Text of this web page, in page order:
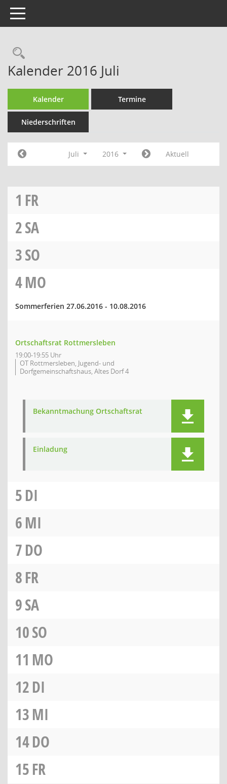
Toggle navigation
Rechercheauswahl
Kalender 2016 Juli
Kalender Termine
Niederschriften
Juli 2016 Aktuell
1 FR
2SA
3SO
4MO
Sommerferien 27.06.2016 - 10.08.2016
Ortschaftsrat Rottmersleben
19:00-19:55 Uhr
OT Rottmersleben, Jugend- und
Dorfgemeinschaftshaus, Altes Dorf 4
Bekanntmachung Ortschaftsrat
Einladung
5DI
6MI
7DO
8FR
9SA
10SO
11 MO
12DI
13MI
14DO
15FR